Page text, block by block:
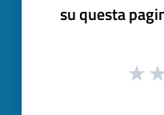
su questa